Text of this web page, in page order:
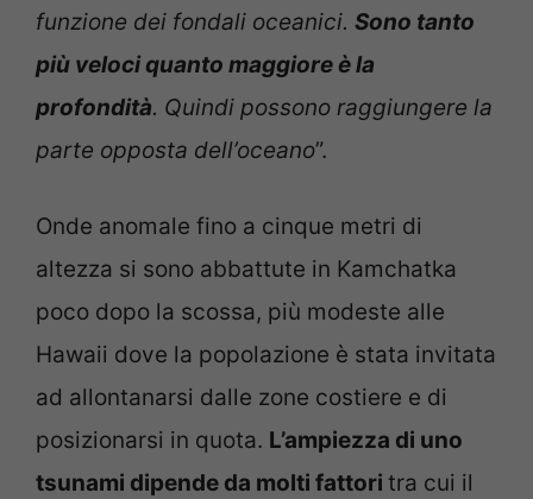
funzione dei fondali oceanici. Sono tanto
più veloci quanto maggiore è la
profondità. Quindi possono raggiungere la
parte opposta dell’oceano”.
Onde anomale fino a cinque metri di
altezza si sono abbattute in Kamchatka
poco dopo la scossa, più modeste alle
Hawaii dove la popolazione è stata invitata
ad allontanarsi dalle zone costiere e di
posizionarsi in quota. L’ampiezza di uno
tsunami dipende da molti fattori tra cui il